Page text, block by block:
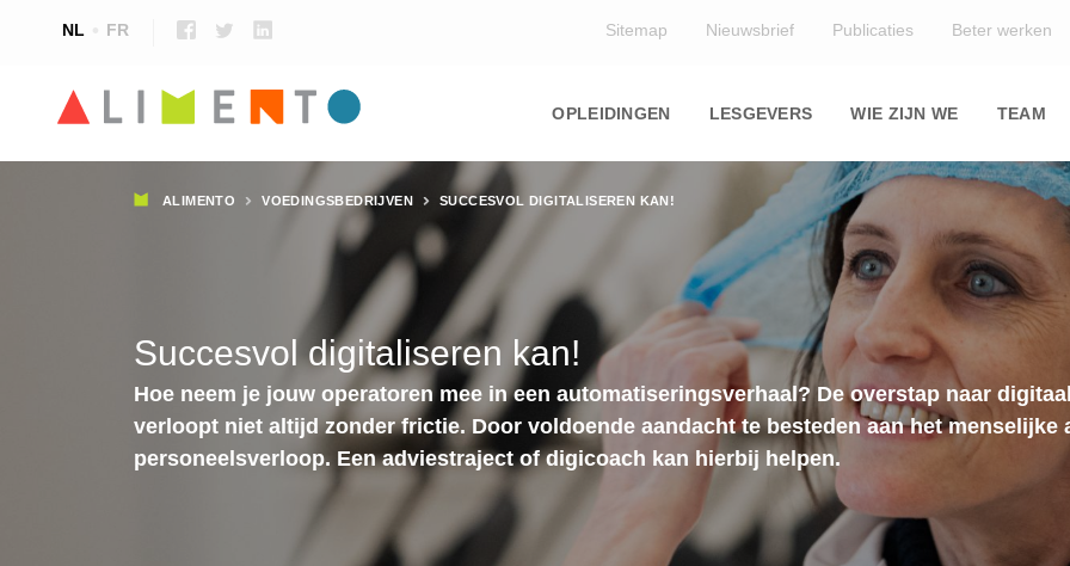
NL FR Sitemap Nieuwsbrief Publicaties Beter werken
navigation
OPLEIDINGEN LESGEVERS WIE ZIJN WE TEAM
Kruimelpad
ALIMENTO VOEDINGSBEDRIJVEN SUCCESVOL DIGITALISEREN KAN!
Succesvol digitaliseren kan!
Hoe neem je jouw operatoren mee in een automatiseringsverhaal? De overstap naar
verloopt niet altijd zonder frictie. Door voldoende aandacht te besteden aan het menselijke
personeelsverloop. Een adviestraject of digicoach kan hierbij helpen.